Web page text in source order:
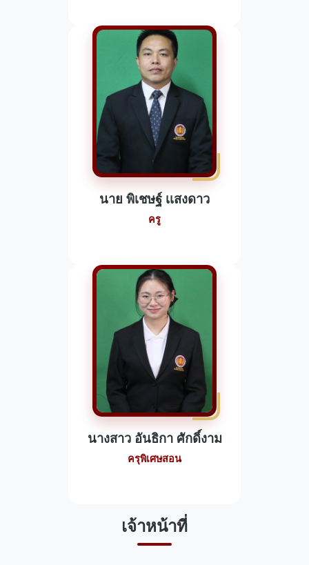
นาย พิเชษฐ์ เเสงดาว
ครู
นางสาว อันธิกา ศักดิ์งาม
ครุพิเศษสอน
เจ้าหน้าที่